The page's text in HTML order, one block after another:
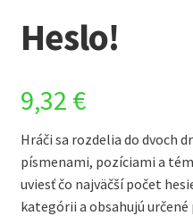
Heslo!
9,32 €
Hráči sa rozdelia do dvoch
písmenami, pozíciami a
uviesť čo najväčší počet
kategórii a obsahujú